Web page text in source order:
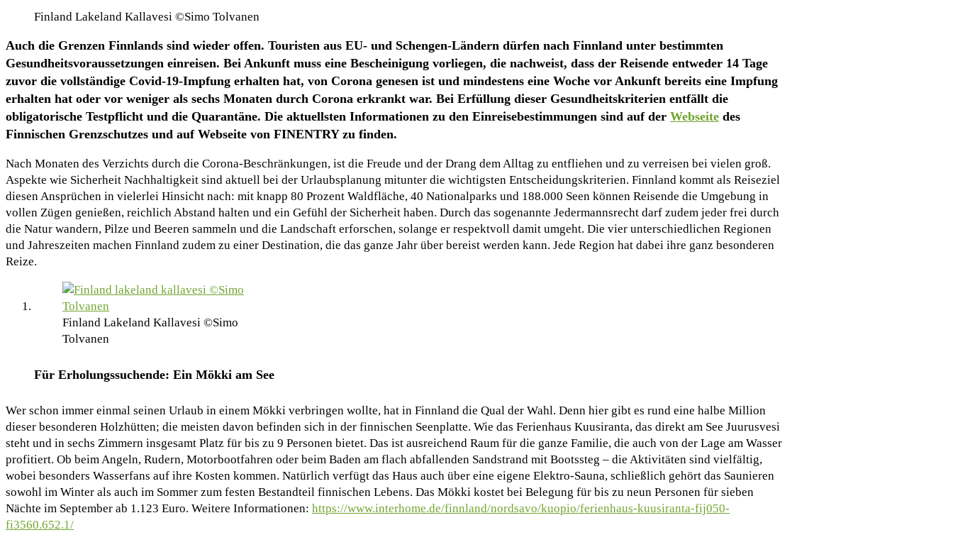
Finland Lakeland Kallavesi ©Simo Tolvanen
Auch die Grenzen Finnlands sind wieder offen. Touristen aus EU- und Schengen-Ländern dürfen nach Finnland unter bestimmten
Gesundheitsvoraussetzungen einreisen. Bei Ankunft muss eine Bescheinigung vorliegen, die nachweist, dass der Reisende entweder 14 Tage
zuvor die vollständige Covid-19-Impfung erhalten hat, von Corona genesen ist und mindestens eine Woche vor Ankunft bereits eine Impfung
erhalten hat oder vor weniger als sechs Monaten durch Corona erkrankt war. Bei Erfüllung dieser Gesundheitskriterien entfällt die
obligatorische Testpflicht und die Quarantäne. Die aktuellsten Informationen zu den Einreisebestimmungen sind auf der Webseite des
Finnischen Grenzschutzes und auf Webseite von FINENTRY zu finden.
Nach Monaten des Verzichts durch die Corona-Beschränkungen, ist die Freude und der Drang dem Alltag zu entfliehen und zu verreisen bei vielen groß.
Aspekte wie Sicherheit Nachhaltigkeit sind aktuell bei der Urlaubsplanung mitunter die wichtigsten Entscheidungskriterien. Finnland kommt als Reiseziel
diesen Ansprüchen in vielerlei Hinsicht nach: mit knapp 80 Prozent Waldfläche, 40 Nationalparks und 188.000 Seen können Reisende die Umgebung in
vollen Zügen genießen, reichlich Abstand halten und ein Gefühl der Sicherheit haben. Durch das sogenannte Jedermannsrecht darf zudem jeder frei durch
die Natur wandern, Pilze und Beeren sammeln und die Landschaft erforschen, solange er respektvoll damit umgeht. Die vier unterschiedlichen Regionen
und Jahreszeiten machen Finnland zudem zu einer Destination, die das ganze Jahr über bereist werden kann. Jede Region hat dabei ihre ganz besonderen
Reize.
Finland Lakeland Kallavesi ©Simo
Tolvanen
Für Erholungssuchende: Ein Mökki am See
Wer schon immer einmal seinen Urlaub in einem Mökki verbringen wollte, hat in Finnland die Qual der Wahl. Denn hier gibt es rund eine halbe Million
dieser besonderen Holzhütten; die meisten davon befinden sich in der finnischen Seenplatte. Wie das Ferienhaus Kuusiranta, das direkt am See Juurusvesi
steht und in sechs Zimmern insgesamt Platz für bis zu 9 Personen bietet. Das ist ausreichend Raum für die ganze Familie, die auch von der Lage am Wasser
profitiert. Ob beim Angeln, Rudern, Motorbootfahren oder beim Baden am flach abfallenden Sandstrand mit Bootssteg – die Aktivitäten sind vielfältig,
wobei besonders Wasserfans auf ihre Kosten kommen. Natürlich verfügt das Haus auch über eine eigene Elektro-Sauna, schließlich gehört das Saunieren
sowohl im Winter als auch im Sommer zum festen Bestandteil finnischen Lebens. Das Mökki kostet bei Belegung für bis zu neun Personen für sieben
Nächte im September ab 1.123 Euro. Weitere Informationen: https://www.interhome.de/finnland/nordsavo/kuopio/ferienhaus-kuusiranta-fij050-
fi3560.652.1/